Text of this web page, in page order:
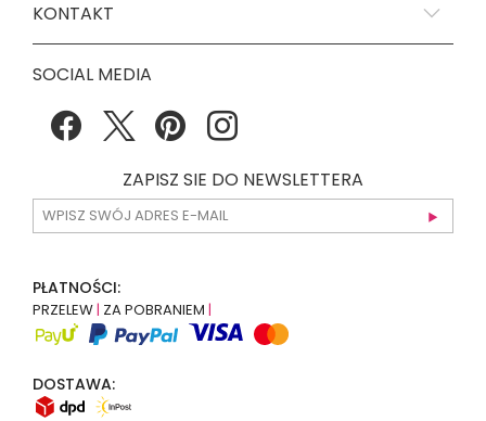
KONTAKT
SOCIAL MEDIA
ZAPISZ SIE DO NEWSLETTERA
PŁATNOŚCI:
PRZELEW | ZA POBRANIEM |
DOSTAWA: